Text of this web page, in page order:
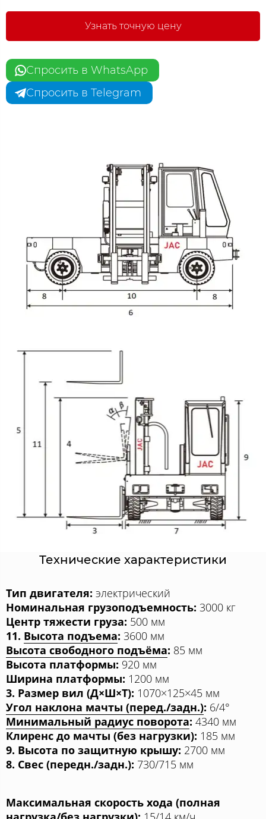
Узнать точную цену
Спросить в WhatsApp
Спросить в Telegram
Технические характеристики
Тип двигателя: электрический
Номинальная грузоподъемность: 3000 кг
Центр тяжести груза: 500 мм
11. Высота подъема: 3600 мм
Высота свободного подъёма: 85 мм
Высота платформы: 920 мм
Ширина платформы: 1200 мм
3. Размер вил (Д×Ш×Т): 1070×125×45 мм
Угол наклона мачты (перед./задн.): 6/4°
Минимальный радиус поворота: 4340 мм
Клиренс до мачты (без нагрузки): 185 мм
9. Высота по защитную крышу: 2700 мм
8. Свес (передн./задн.): 730/715 мм
Максимальная скорость хода (полная